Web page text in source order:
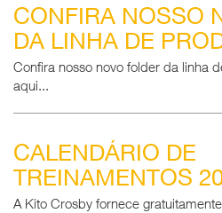
CONFIRA NOSSO
DA LINHA DE
Confira nosso novo folder da linha
aqui...
CALENDÁRIO DE
TREINAMENTOS
A Kito Crosby fornece